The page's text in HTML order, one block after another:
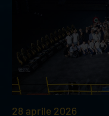
28 aprile 2026